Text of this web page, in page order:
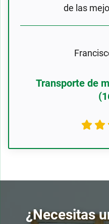
de las
Transporte de
¿Necesitas